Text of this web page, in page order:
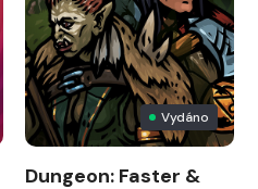
Vydáno
Dungeon: Faster &